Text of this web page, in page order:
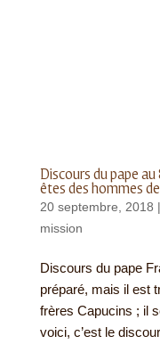
Discours du pape au
êtes des hommes
20 septembre, 2018 |
mission
Discours du pape
préparé, mais il est
frères Capucins ; il
voici, c’est le